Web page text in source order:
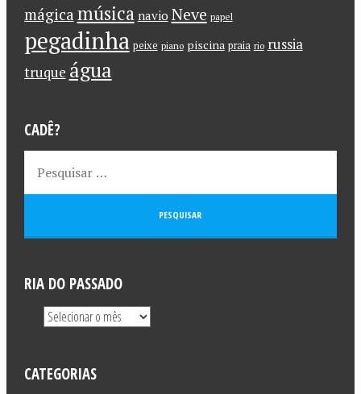
mágica música navio Neve papel
pegadinha peixe piano piscina praia rio russia
truque água
CADÊ?
RIA DO PASSADO
CATEGORIAS